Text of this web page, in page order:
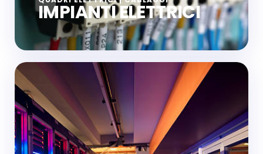
IMPIANTI ELETTRICI